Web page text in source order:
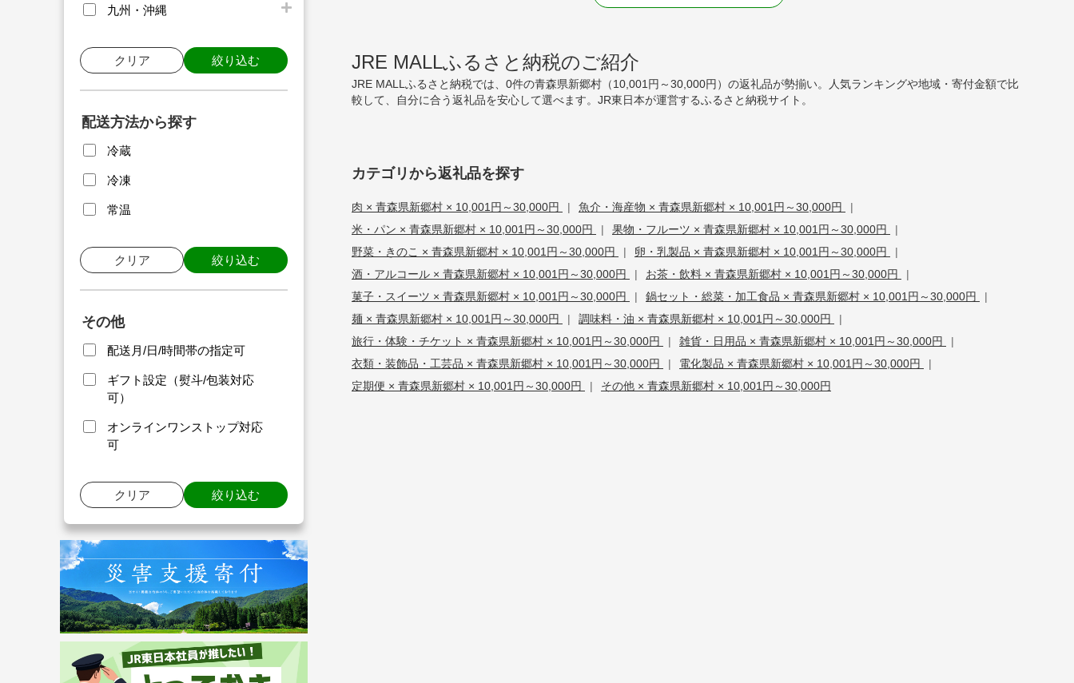
九州・沖縄
クリア 絞り込む
配送方法から探す
冷蔵
冷凍
常温
クリア 絞り込む
その他
配送月/日/時間帯の指定可
ギフト設定（熨斗/包装対応
可）
オンラインワンストップ対応
可
クリア 絞り込む
JRE MALLふるさと納税のご紹介
JRE MALLふるさと納税では、0件の青森県新郷村（10,001円～30,000円）の返礼品が勢揃い。人気ランキングや地域・寄付金額で比
較して、自分に合う返礼品を安心して選べます。JR東日本が運営するふるさと納税サイト。
カテゴリから返礼品を探す
肉 × 青森県新郷村 × 10,001円～30,000円 | 魚介・海産物 × 青森県新郷村 × 10,001円～30,000円
|
米・パン × 青森県新郷村 × 10,001円～30,000円
| 果物・フルーツ × 青森県新郷村 × 10,001円～30,000円
|
野菜・きのこ × 青森県新郷村 × 10,001円～30,000円
| 卵・乳製品 × 青森県新郷村 × 10,001円～30,000円
|
酒・アルコール × 青森県新郷村 × 10,001円～30,000円
| お茶・飲料 × 青森県新郷村 × 10,001円～30,000円
|
菓子・スイーツ × 青森県新郷村 × 10,001円～30,000円
| 鍋セット・総菜・加工食品 × 青森県新郷村 × 10,001円～30,000円
|
麺 × 青森県新郷村 × 10,001円～30,000円
| 調味料・油 × 青森県新郷村 × 10,001円～30,000円
|
旅行・体験・チケット × 青森県新郷村 × 10,001円～30,000円
| 雑貨・日用品 × 青森県新郷村 × 10,001円～30,000円
|
衣類・装飾品・工芸品 × 青森県新郷村 × 10,001円～30,000円
| 電化製品 × 青森県新郷村 × 10,001円～30,000円
|
定期便 × 青森県新郷村 × 10,001円～30,000円
| その他 × 青森県新郷村 × 10,001円～30,000円